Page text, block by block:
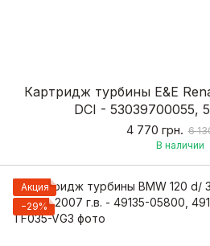
Картридж турбины E&E
DCI - 53039700055,
4 770 грн. 6
В наличии
Акция
−29%